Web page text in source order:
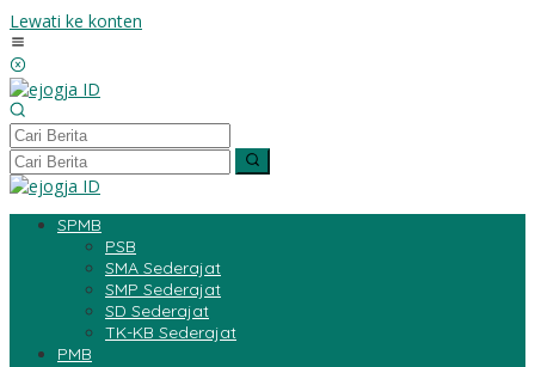
Lewati ke konten
SPMB
PSB
SMA Sederajat
SMP Sederajat
SD Sederajat
TK-KB Sederajat
PMB